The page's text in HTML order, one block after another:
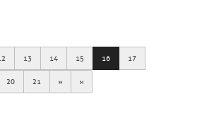
13 14 15 16 17
20 21 Next Last